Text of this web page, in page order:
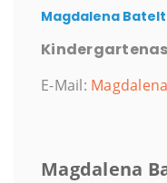
Magdalena Batelt
E-Mail:
Magdalena